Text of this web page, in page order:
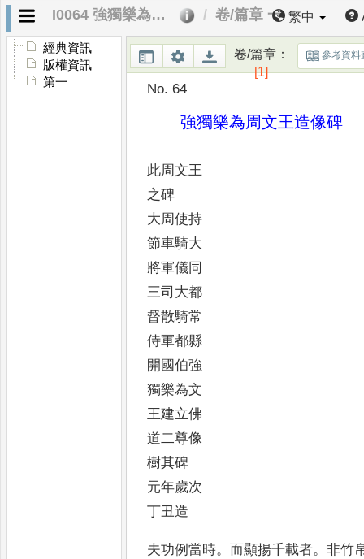
I0064 強獨樂為周文王造像碑 卷/篇章 一 繁中
經典資訊
版權資訊
第一
卷/篇章：
[1]
參考資料
No. 64
強獨樂為周文王造像碑
此周文王
之碑
大周使持
節車騎大
將軍儀同
三司大都
督散騎常
侍軍都縣
開國伯強
獨樂為文
王建立佛
道二尊像
樹其碑
元年歲次
丁丑造
夫功例當時。 而顯揚千載者。非竹